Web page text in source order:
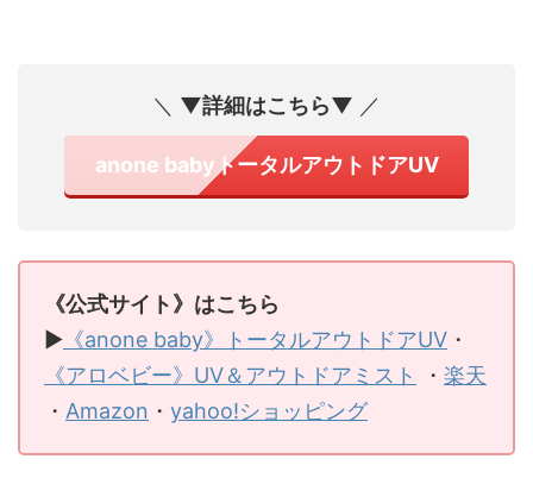
＼ ▼詳細はこちら▼ ／
anone babyトータルアウトドアUV
《公式サイト》はこちら
▶ 《anone baby》トータルアウトドアUV ・
《アロベビー》UV＆アウトドアミスト
・ 楽天
・ Amazon ・ yahoo!ショッピング